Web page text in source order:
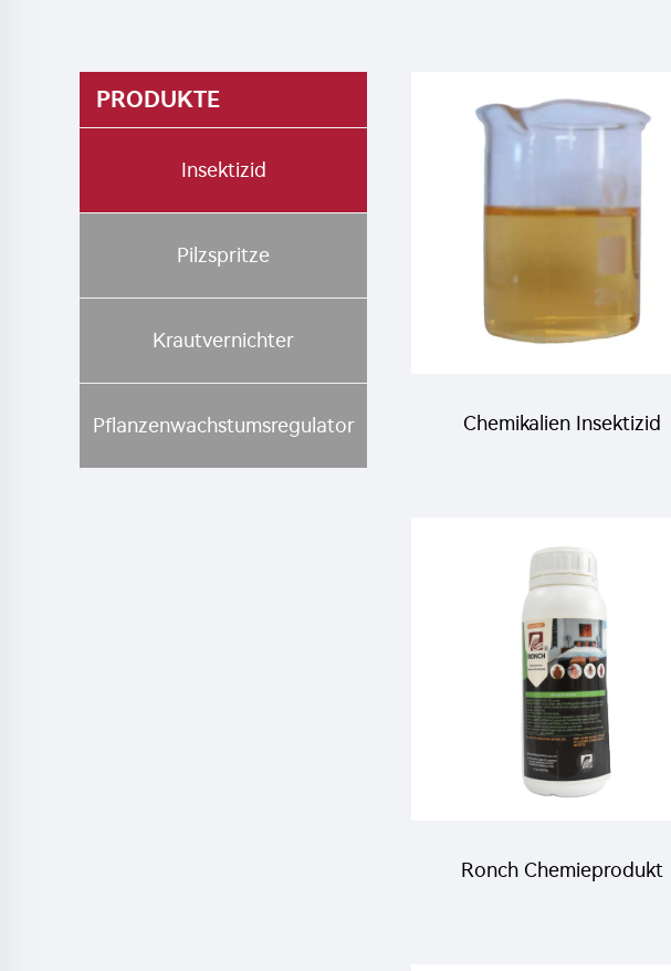
PRODUKTE
Insektizid
Pilzspritze
Krautvernichter
Pflanzenwachstumsregulator Chemikalien Insektizid
Profenofos+50g/L
Lufenuron EC zur
Schädlingsbekämpfung
Ronch Chemieprodukt